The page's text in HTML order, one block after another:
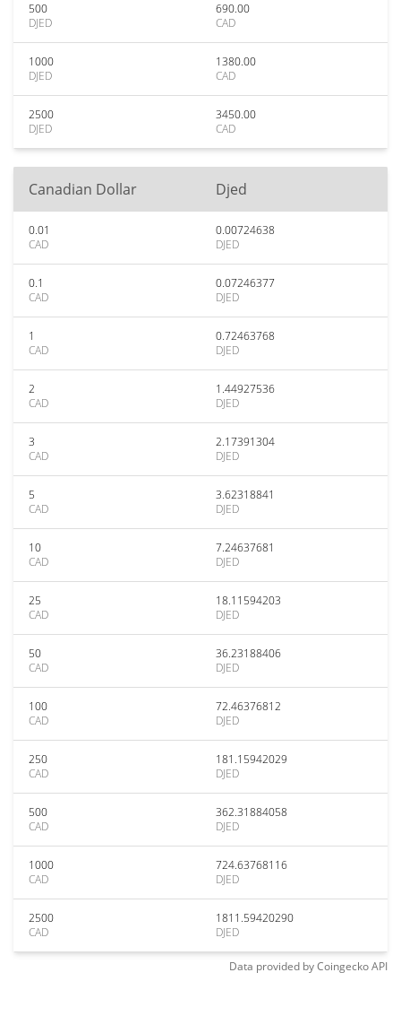
500
DJED
690.00
CAD
1000
DJED
1380.00
CAD
2500
DJED
3450.00
CAD
Canadian Dollar Djed
0.01
CAD
0.00724638
DJED
0.1
CAD
0.07246377
DJED
1
CAD
0.72463768
DJED
2
CAD
1.44927536
DJED
3
CAD
2.17391304
DJED
5
CAD
3.62318841
DJED
10
CAD
7.24637681
DJED
25
CAD
18.11594203
DJED
50
CAD
36.23188406
DJED
100
CAD
72.46376812
DJED
250
CAD
181.15942029
DJED
500
CAD
362.31884058
DJED
1000
CAD
724.63768116
DJED
2500
CAD
1811.59420290
DJED
Data provided byCoingeckoAPI